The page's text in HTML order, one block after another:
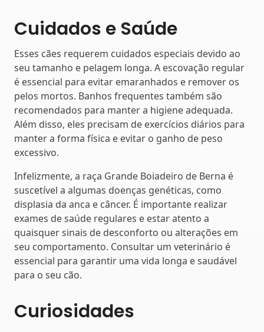
Cuidados e Saúde
Esses cães requerem cuidados especiais devido ao
seu tamanho e pelagem longa. A escovação regular
é essencial para evitar emaranhados e remover os
pelos mortos. Banhos frequentes também são
recomendados para manter a higiene adequada.
Além disso, eles precisam de exercícios diários para
manter a forma física e evitar o ganho de peso
excessivo.
Infelizmente, a raça Grande Boiadeiro de Berna é
suscetível a algumas doenças genéticas, como
displasia da anca e câncer. É importante realizar
exames de saúde regulares e estar atento a
quaisquer sinais de desconforto ou alterações em
seu comportamento. Consultar um veterinário é
essencial para garantir uma vida longa e saudável
para o seu cão.
Curiosidades